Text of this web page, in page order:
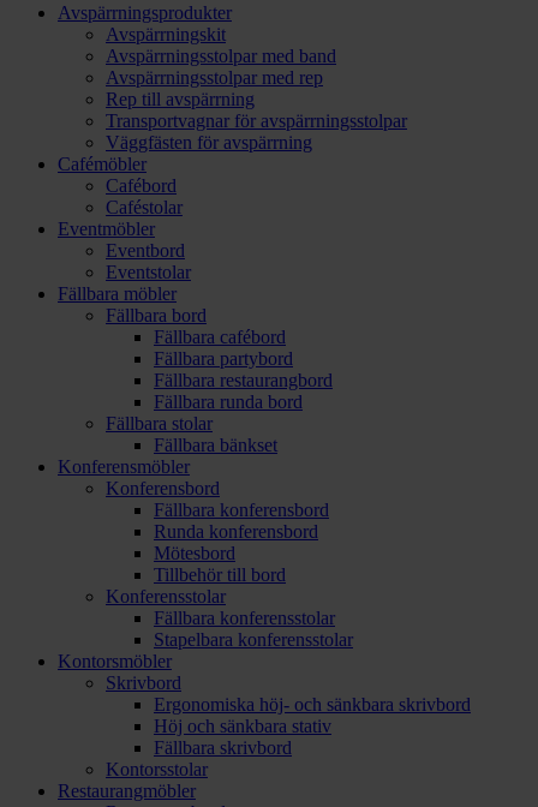
Avspärrningsprodukter
Avspärrningskit
Avspärrningsstolpar med band
Avspärrningsstolpar med rep
Rep till avspärrning
Transportvagnar för avspärrningsstolpar
Väggfästen för avspärrning
Cafémöbler
Cafébord
Caféstolar
Eventmöbler
Eventbord
Eventstolar
Fällbara möbler
Fällbara bord
Fällbara cafébord
Fällbara partybord
Fällbara restaurangbord
Fällbara runda bord
Fällbara stolar
Fällbara bänkset
Konferensmöbler
Konferensbord
Fällbara konferensbord
Runda konferensbord
Mötesbord
Tillbehör till bord
Konferensstolar
Fällbara konferensstolar
Stapelbara konferensstolar
Kontorsmöbler
Skrivbord
Ergonomiska höj- och sänkbara skrivbord
Höj och sänkbara stativ
Fällbara skrivbord
Kontorsstolar
Restaurangmöbler